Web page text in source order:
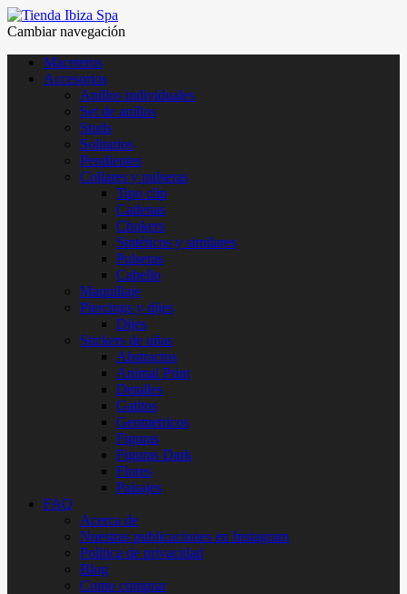
Cambiar navegación
Maceteros
Accesorios
Anillos individuales
Set de anillos
Studs
Solitarios
Pendientes
Collares y pulseras
Tipo clip
Cadenas
Chokers
Sintéticos y similares
Pulseras
Cabello
Maquillaje
Piercings y dijes
Dijes
Stickers de uñas
Abstractos
Animal Print
Detalles
Gatitos
Geometricos
Figuras
Figuras Dark
Flores
Paisajes
FAQ
Acerca de
Nuestras publicaciones en Instagram
Politica de privacidad
Blog
Como comprar